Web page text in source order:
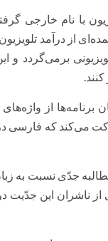
با نام خارجی
از درآمد تلویزیون
برمی‌گردد و
برنامه‌ها از
می‌کند که فارسی
جدّی نسبت به
ناشران این جدّیت